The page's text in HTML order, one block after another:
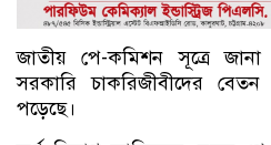
জাতীয় পে-কমিশন সূত্রে
সরকারি চাকরিজীবীদের বেতন
পড়েছে।